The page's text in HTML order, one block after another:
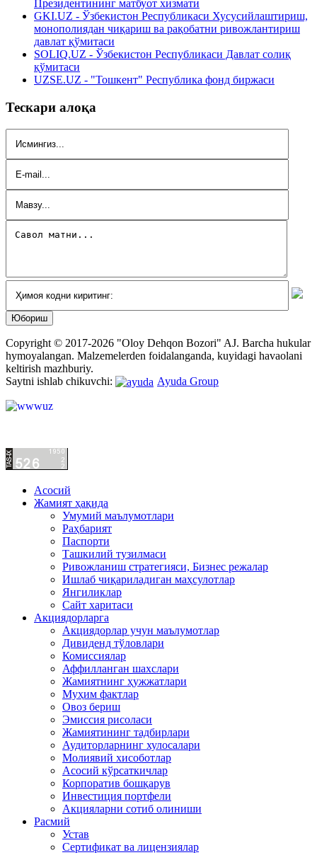
Президентининг матбуот хизмати
GKI.UZ - Ўзбекистон Республикаси Хусусийлаштириш,
монополиядан чиқариш ва рақобатни ривожлантириш
давлат қўмитаси
SOLIQ.UZ - Ўзбекистон Республикаси Давлат солиқ
қўмитаси
UZSE.UZ - "Тошкент" Республика фонд биржаси
Тескари алоқа
Copyright © 2017-2026 "Oloy Dehqon Bozori" AJ. Barcha hukular
hymoyalangan. Malzemelerden foidalanganda, kuyidagi havaolani
keltirish mazhburiy.
Saytni ishlab chikuvchi:
Ayuda Group
Асосий
Жамият ҳақида
Умумий маълумотлари
Раҳбарият
Паспорти
Ташкилий тузилмаси
Ривожланиш стратегияси, Бизнес режалар
Ишлаб чиқариладиган маҳсулотлар
Янгиликлар
Сайт харитаси
Акциядорларга
Акциядорлар учун маълумотлар
Дивиденд тўловлари
Комиссиялар
Аффилланган шахслари
Жамиятнинг ҳужжатлари
Муҳим фактлар
Овоз бериш
Эмиссия рисоласи
Жамиятининг тадбирлари
Аудиторларнинг хулосалари
Молиявий хисоботлар
Асосий кўрсаткичлар
Корпоратив бошқарув
Инвестиция портфели
Акцияларни сотиб олиниши
Расмий
Устав
Сертификат ва лицензиялар